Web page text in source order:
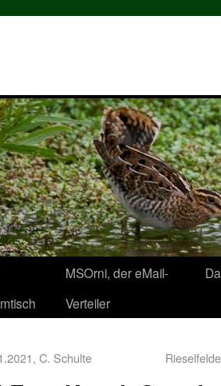
MSOrni, der eMail-
Verteiler
C. Schulte